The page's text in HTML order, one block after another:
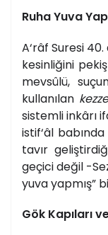
Ruha Yuva
A‘râf Suresi
kesinliğini
mevsûlü,
kullanılan
sistemli inkârı
istif‘âl
tavır
geçici değil -
yuva yapmış”
Gök Kapıları